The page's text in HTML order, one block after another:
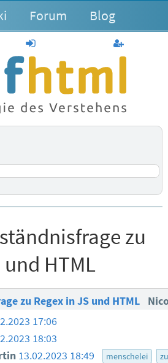
Forum Blog
anmelden
zu
und HTML
zu Regex in JS und HTML
17:06
18:03
13.02.2023 18:49 menschelei